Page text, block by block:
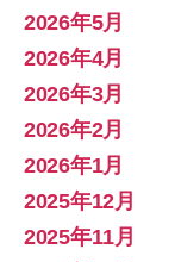
2026年5月
2026年4月
2026年3月
2026年2月
2026年1月
2025年12月
2025年11月